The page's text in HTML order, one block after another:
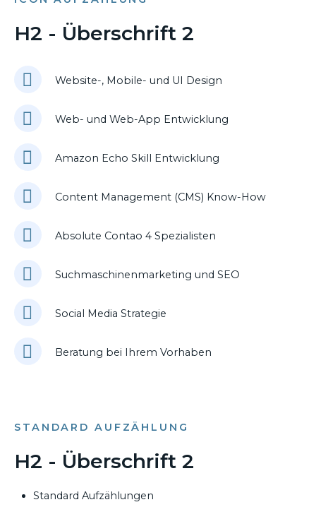
H2 - Überschrift 2
Website-, Mobile- und UI Design
Web- und Web-App Entwicklung
Amazon Echo Skill Entwicklung
Content Management (CMS) Know-How
Absolute Contao 4 Spezialisten
Suchmaschinenmarketing und SEO
Social Media Strategie
Beratung bei Ihrem Vorhaben
STANDARD AUFZÄHLUNG
H2 - Überschrift 2
Standard Aufzählungen